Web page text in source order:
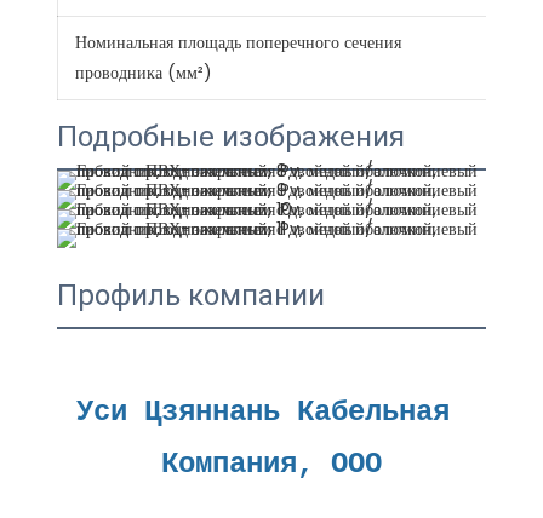
Номинальная площадь поперечного сечения
проводника (мм²)
Подробные изображения
Профиль компании
Уси Цзяннань Кабельная